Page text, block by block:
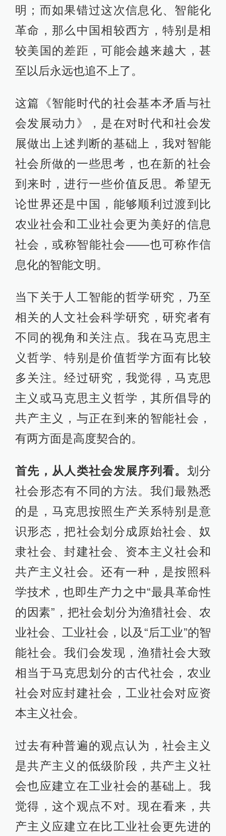
明；而如果错过这次信息化、智能化
革命，那么中国相较西方，特别是相
较美国的差距，可能会越来越大，甚
至以后永远也追不上了。
这篇《智能时代的社会基本矛盾与社
会发展动力》，是在对时代和社会发
展做出上述判断的基础上，我对智能
社会所做的一些思考，也在新的社会
到来时，进行一些价值反思。希望无
论世界还是中国，能够顺利过渡到比
农业社会和工业社会更为美好的信息
社会，或称智能社会——也可称作信
息化的智能文明。
当下关于人工智能的哲学研究，乃至
相关的人文社会科学研究，研究者有
不同的视角和关注点。我在马克思主
义哲学、特别是价值哲学方面有比较
多关注。经过研究，我觉得，马克思
主义或马克思主义哲学，其所倡导的
共产主义，与正在到来的智能社会，
有两方面是高度契合的。
首先，从人类社会发展序列看。 划分
社会形态有不同的方法。我们最熟悉
的是，马克思按照生产关系特别是意
识形态，把社会划分成原始社会、奴
隶社会、封建社会、资本主义社会和
共产主义社会。还有一种，是按照科
学技术，也即生产力之中“最具革命性
的因素”，把社会划分为渔猎社会、农
业社会、工业社会，以及“后工业”的智
能社会。我们会发现，渔猎社会大致
相当于马克思划分的古代社会，农业
社会对应封建社会，工业社会对应资
本主义社会。
过去有种普遍的观点认为，社会主义
是共产主义的低级阶段，共产主义社
会也应建立在工业社会的基础上。我
觉得，这个观点不对。现在看来，共
产主义应建立在比工业社会更先进的